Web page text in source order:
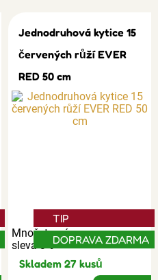
Jednodruhová kytice 15
červených růží EVER
RED 50 cm
Množstevní
sleva 3%
TIP
DOPRAVA ZDARMA
Skladem 27 kusů